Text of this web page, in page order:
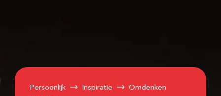
Persoonlijk Inspiratie
Omdenken